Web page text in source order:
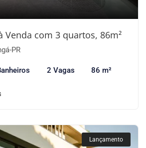
Venda com 3 quartos, 86m²
PR
2 Vagas 86 m²
Lançamento